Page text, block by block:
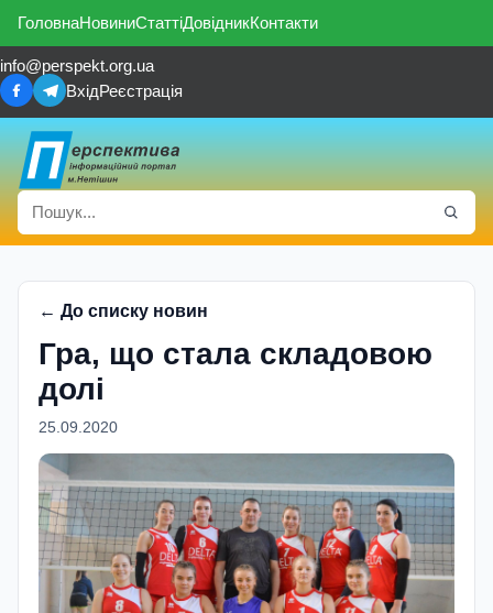
ГоловнаНовиниСтаттіДовідникКонтакти
info@perspekt.org.ua
ВхідРеєстрація
← До списку новин
Гра, що стала складовою
долі
25.09.2020